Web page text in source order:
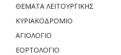
ΘΕΜΑΤΑ ΛΕΙΤΟΥΡΓΙΚΗΣ
ΚΥΡΙΑΚΟΔΡΟΜΙΟ
ΑΓΙΟΛΟΓΙΟ
ΕΟΡΤΟΛΟΓΙΟ